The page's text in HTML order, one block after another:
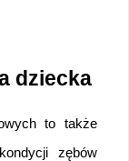
dziecka
to także
zębów